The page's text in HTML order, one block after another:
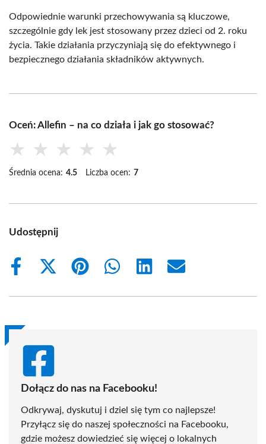
Odpowiednie warunki przechowywania są kluczowe,
szczególnie gdy lek jest stosowany przez dzieci od 2. roku
życia. Takie działania przyczyniają się do efektywnego i
bezpiecznego działania składników aktywnych.
Oceń: Allefin – na co działa i jak go stosować?
★ ★ ★ ★ ★
Średnia ocena: 4.5 Liczba ocen: 7
Udostępnij
Share
Share
(Twitter)
Share
Share
Share
Share
Dołącz do nas na Facebooku!
Odkrywaj, dyskutuj i dziel się tym co najlepsze!
Przyłącz się do naszej społeczności na Facebooku,
gdzie możesz dowiedzieć się więcej o lokalnych